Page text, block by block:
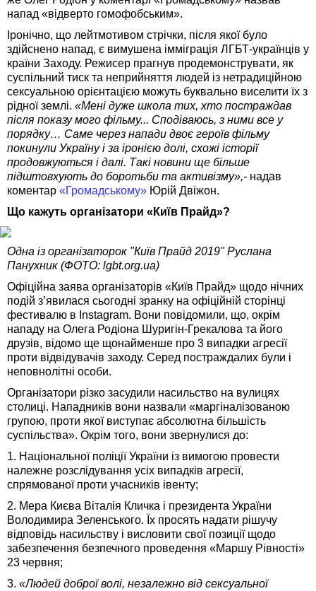
напад «відверто гомофобським».
Іронічно, що лейтмотивом стрічки, після якої було
здійснено напад, є вимушена імміграція ЛГБТ-українців у
країни Заходу. Режисер прагнув продемонструвати, як
суспільний тиск та неприйняття людей із нетрадиційною
сексуальною орієнтацією можуть буквально виселити їх з
рідної землі. «Мені дуже школа тих, хто постраждав
після показу мого фільму... Сподіваюсь, з ними все у
порядку… Саме через напади двоє героїв фільму
покинули Україну і за іронією долі, схожі історії
продовжуються і далі. Такі новини ще більше
підштовхують до боротьби та активізму»,- надав
коментар «Громадському» Юрій Двіжон.
Що кажуть організатори «Київ Прайд»?
Одна із організаторок "Київ Прайд 2019" Руслана
Панухник (ФОТО: lgbt.org.ua)
Офіційна заява організаторів «Київ Прайд» щодо нічних
подій з’явилася сьогодні зранку на офіційній сторінці
фестивалю в Instagram. Вони повідомили, що, окрім
нападу на Олега Родіона Шуригін-Грекалова та його
друзів, відомо ще щонайменше про 3 випадки агресії
проти відвідувачів заходу. Серед постраждалих були і
неповнолітні особи.
Організатори різко засудили насильство на вулицях
столиці. Нападників вони назвали «маргіналізованою
групою, проти якої виступає абсолютна більшість
суспільства». Окрім того, вони звернулися до:
1. Національної поліції України із вимогою провести
належне розслідування усіх випадків агресії,
спрямованої проти учасників івенту;
2. Мера Києва Віталія Кличка і президента України
Володимира Зеленського. Їх просять надати рішучу
відповідь насильству і висловити свої позиції щодо
забезпечення безпечного проведення «Маршу Рівності»
23 червня;
3. «Людей доброї волі, незалежно від сексуальної